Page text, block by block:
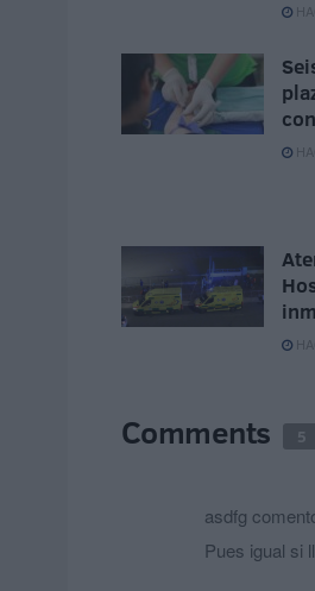
Comments 5
asdfg
Pues igual si